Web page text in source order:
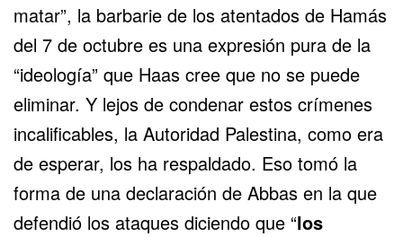
matar”, la barbarie de los atentados de Hamás
del 7 de octubre es una expresión pura de la
“ideología” que Haas cree que no se puede
eliminar. Y lejos de condenar estos crímenes
incalificables, la Autoridad Palestina, como era
de esperar, los ha respaldado. Eso tomó la
forma de una declaración de Abbas en la que
defendió los ataques diciendo que “los